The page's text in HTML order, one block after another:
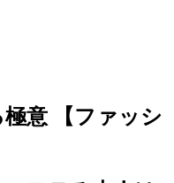
意 【ファッシ